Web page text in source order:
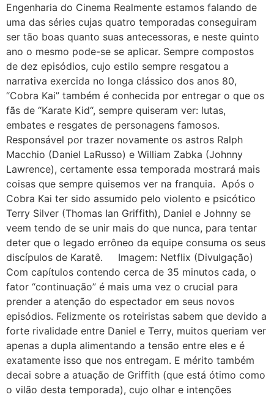
Engenharia do Cinema Realmente estamos falando de
uma das séries cujas quatro temporadas conseguiram
ser tão boas quanto suas antecessoras, e neste quinto
ano o mesmo pode-se se aplicar. Sempre compostos
de dez episódios, cujo estilo sempre resgatou a
narrativa exercida no longa clássico dos anos 80,
“Cobra Kai” também é conhecida por entregar o que os
fãs de “Karate Kid“, sempre quiseram ver: lutas,
embates e resgates de personagens famosos.
Responsável por trazer novamente os astros Ralph
Macchio (Daniel LaRusso) e William Zabka (Johnny
Lawrence), certamente essa temporada mostrará mais
coisas que sempre quisemos ver na franquia. Após o
Cobra Kai ter sido assumido pelo violento e psicótico
Terry Silver (Thomas Ian Griffith), Daniel e Johnny se
veem tendo de se unir mais do que nunca, para tentar
deter que o legado errôneo da equipe consuma os seus
discípulos de Karatê. Imagem: Netflix (Divulgação)
Com capítulos contendo cerca de 35 minutos cada, o
fator “continuação” é mais uma vez o crucial para
prender a atenção do espectador em seus novos
episódios. Felizmente os roteiristas sabem que devido a
forte rivalidade entre Daniel e Terry, muitos queriam ver
apenas a dupla alimentando a tensão entre eles e é
exatamente isso que nos entregam. E mérito também
decai sobre a atuação de Griffith (que está ótimo como
o vilão desta temporada), cujo olhar e intenções